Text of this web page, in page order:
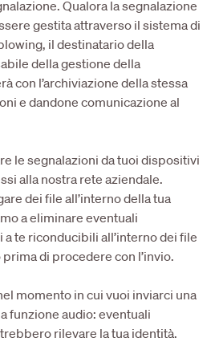
Qualora la segnalazione
gestita attraverso il sistema di
il destinatario della
della gestione della
con l’archiviazione della stessa
e dandone comunicazione al
le segnalazioni da tuoi dispositivi
alla nostra rete aziendale.
dei file all’interno della tua
a eliminare eventuali
te riconducibili all’interno dei file
di procedere con l’invio.
momento in cui vuoi inviarci una
funzione audio: eventuali
rilevare la tua identità.